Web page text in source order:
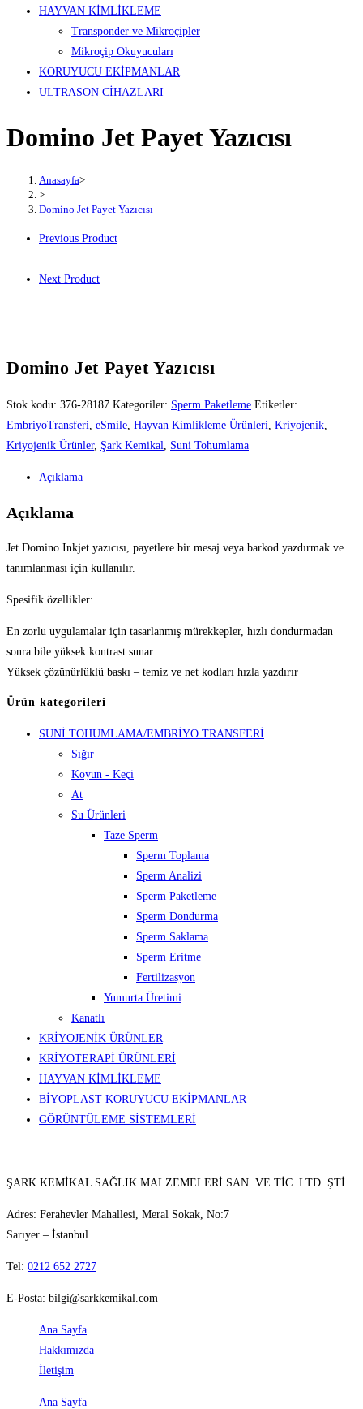
HAYVAN KİMLİKLEME
Transponder ve Mikroçipler
Mikroçip Okuyucuları
KORUYUCU EKİPMANLAR
ULTRASON CİHAZLARI
Domino Jet Payet Yazıcısı
Anasayfa>
>
Domino Jet Payet Yazıcısı
Previous Product
Next Product
Domino Jet Payet Yazıcısı
Stok kodu: 376-28187 Kategoriler: Sperm Paketleme Etiketler:
EmbriyoTransferi, eSmile, Hayvan Kimlikleme Ürünleri, Kriyojenik,
Kriyojenik Ürünler, Şark Kemikal, Suni Tohumlama
Açıklama
Açıklama
Jet Domino Inkjet yazıcısı, payetlere bir mesaj veya barkod yazdırmak ve
tanımlanması için kullanılır.
Spesifik özellikler:
En zorlu uygulamalar için tasarlanmış mürekkepler, hızlı dondurmadan
sonra bile yüksek kontrast sunar
Yüksek çözünürlüklü baskı – temiz ve net kodları hızla yazdırır
Ürün kategorileri
SUNİ TOHUMLAMA/EMBRİYO TRANSFERİ
Sığır
Koyun - Keçi
At
Su Ürünleri
Taze Sperm
Sperm Toplama
Sperm Analizi
Sperm Paketleme
Sperm Dondurma
Sperm Saklama
Sperm Eritme
Fertilizasyon
Yumurta Üretimi
Kanatlı
KRİYOJENİK ÜRÜNLER
KRİYOTERAPİ ÜRÜNLERİ
HAYVAN KİMLİKLEME
BİYOPLAST KORUYUCU EKİPMANLAR
GÖRÜNTÜLEME SİSTEMLERİ
ŞARK KEMİKAL SAĞLIK MALZEMELERİ SAN. VE TİC. LTD. ŞTİ
Adres: Ferahevler Mahallesi, Meral Sokak, No:7
Sarıyer – İstanbul
Tel: 0212 652 2727
E-Posta: bilgi@sarkkemikal.com
Ana Sayfa
Hakkımızda
İletişim
Ana Sayfa